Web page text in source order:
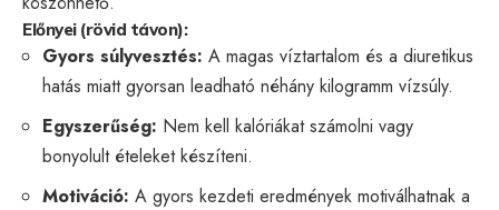
Előnyei (rövid távon):
Gyors súlyvesztés: A magas víztartalom és a diuretikus
hatás miatt gyorsan leadható néhány kilogramm vízsúly.
Egyszerűség: Nem kell kalóriákat számolni vagy
bonyolult ételeket készíteni.
Motiváció: A gyors kezdeti eredmények motiválhatnak a